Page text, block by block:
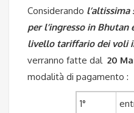
Considerando
per l’ingresso in
livello tariffario dei voli
verranno fatte dal 20
modalità di pagamento :
1°